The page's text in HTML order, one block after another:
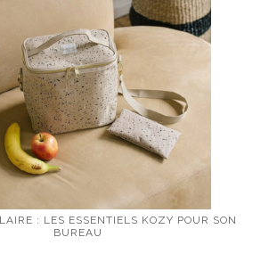
: LES ESSENTIELS KOZY POUR SON
BUREAU